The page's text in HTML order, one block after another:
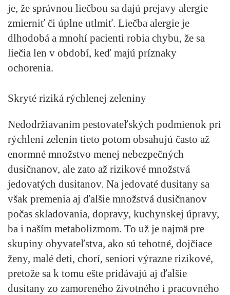
je, že správnou liečbou sa dajú prejavy alergie
zmierniť či úplne utlmiť. Liečba alergie je
dlhodobá a mnohí pacienti robia chybu, že sa
liečia len v období, keď majú príznaky
ochorenia.
Skryté riziká rýchlenej zeleniny
Nedodržiavaním pestovateľských podmienok pri
rýchlení zelenín tieto potom obsahujú často až
enormné množstvo menej nebezpečných
dusičnanov, ale zato až rizikové množstvá
jedovatých dusitanov. Na jedovaté dusitany sa
však premenia aj ďalšie množstvá dusičnanov
počas skladovania, dopravy, kuchynskej úpravy,
ba i naším metabolizmom. To už je najmä pre
skupiny obyvateľstva, ako sú tehotné, dojčiace
ženy, malé deti, chorí, seniori výrazne rizikové,
pretože sa k tomu ešte pridávajú aj ďalšie
dusitany zo zamoreného životného i pracovného